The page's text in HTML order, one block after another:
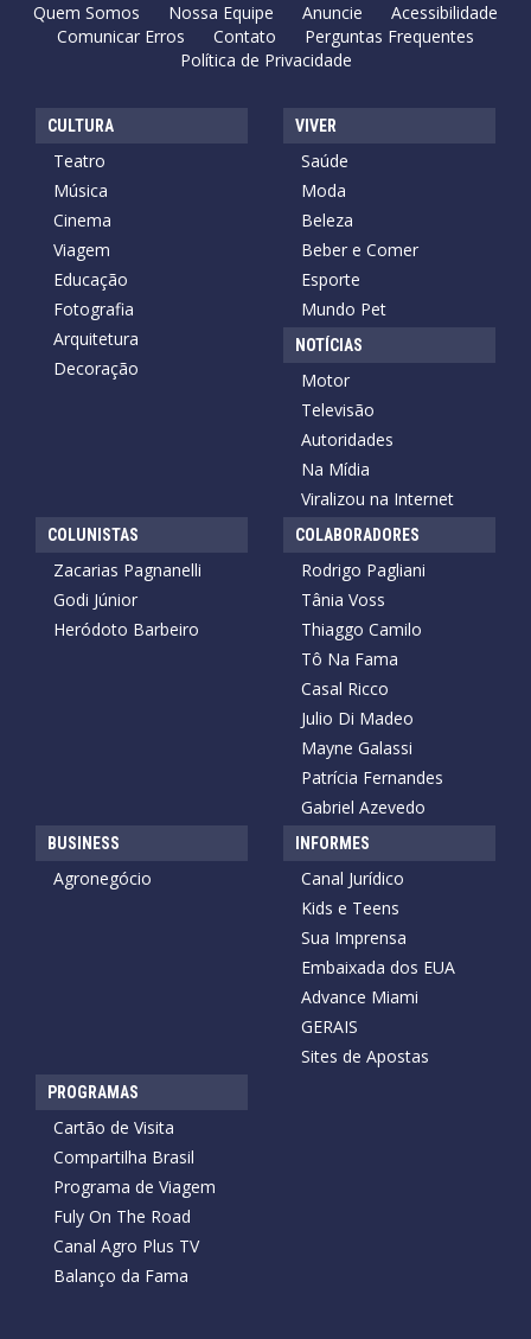
Quem Somos Nossa Equipe Anuncie
Acessibilidade
Comunicar Erros
Contato
Perguntas Frequentes
Política de Privacidade
CULTURA
Teatro
Música
Cinema
Viagem
Educação
Fotografia
Arquitetura
Decoração
VIVER
Saúde
Moda
Beleza
Beber e Comer
Esporte
Mundo Pet
NOTÍCIAS
Motor
Televisão
Autoridades
Na Mídia
Viralizou na Internet
COLUNISTAS
Zacarias Pagnanelli
Godi Júnior
Heródoto Barbeiro
COLABORADORES
Rodrigo Pagliani
Tânia Voss
Thiaggo Camilo
Tô Na Fama
Casal Ricco
Julio Di Madeo
Mayne Galassi
Patrícia Fernandes
Gabriel Azevedo
BUSINESS
Agronegócio
INFORMES
Canal Jurídico
Kids e Teens
Sua Imprensa
Embaixada dos EUA
Advance Miami
GERAIS
Sites de Apostas
PROGRAMAS
Cartão de Visita
Compartilha Brasil
Programa de Viagem
Fuly On The Road
Canal Agro Plus TV
Balanço da Fama